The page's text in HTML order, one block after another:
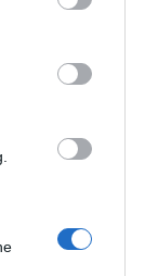
Lectores
Cataluña